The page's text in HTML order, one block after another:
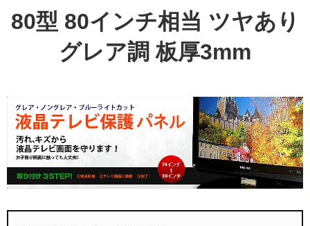
80型 80インチ相当 ツヤあり
グレア調 板厚3mm